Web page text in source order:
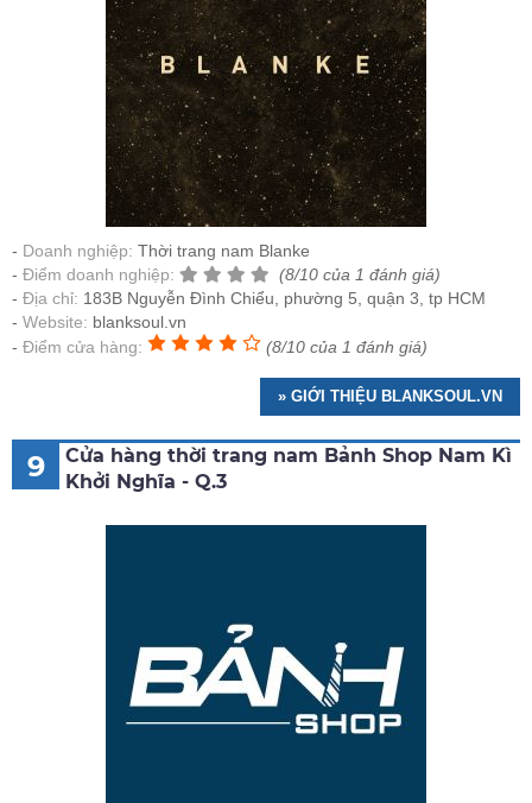
Doanh nghiệp: Thời trang nam Blanke
Điểm doanh nghiệp:
(8/10 của 1 đánh giá)
Địa chỉ: 183B Nguyễn Đình Chiểu, phường 5, quận 3, tp HCM
Website: blanksoul.vn
Điểm cửa hàng:
(8/10 của 1 đánh giá)
» GIỚI THIỆU BLANKSOUL.VN
9
Cửa hàng thời trang nam Bảnh Shop Nam Kì
Khởi Nghĩa - Q.3